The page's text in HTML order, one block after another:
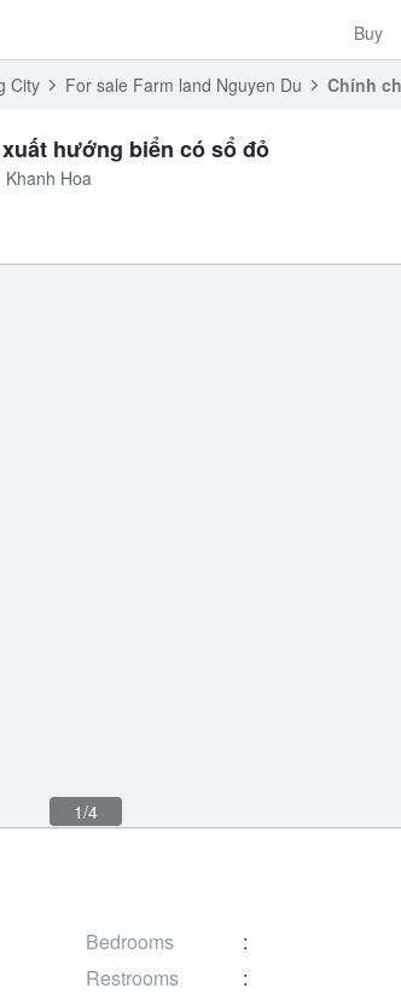
Buy
City For sale Farm land Nguyen Du Chính
hướng biển có sổ đỏ
Khanh Hoa
1/4
Bedrooms
:
Restrooms
: